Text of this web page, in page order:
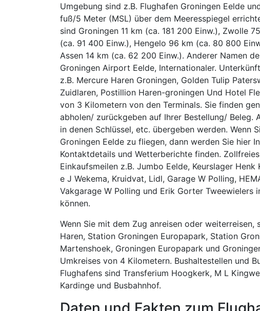
Umgebung sind z.B. Flughafen Groningen Eelde
fuß/5 Meter (MSL) über dem Meeresspiegel
sind Groningen 11 km (ca. 181 200 Einw.), Zwolle
(ca. 91 400 Einw.), Hengelo 96 km (ca. 80 800
Assen 14 km (ca. 62 200 Einw.). Anderer Namen
Groningen Airport Eelde, Internationaler.
z.B. Mercure Haren Groningen, Golden Tulip
Zuidlaren, Postillion Haren-groningen Und Hotel
von 3 Kilometern von den Terminals. Sie finden
abholen/ zurückgeben auf Ihrer Bestellung/ Beleg.
in denen Schlüssel, etc. übergeben werden. Wenn
Groningen Eelde zu fliegen, dann werden Sie hier
Kontaktdetails und Wetterberichte finden.
Einkaufsmeilen z.B. Jumbo Eelde, Keurslager
e J Wekema, Kruidvat, Lidl, Garage W Polling,
Vakgarage W Polling und Erik Gorter Tweewielers
können.
Wenn Sie mit dem Zug anreisen oder
Haren, Station Groningen Europapark, Station
Martenshoek, Groningen Europapark und
Umkreises von 4 Kilometern. Bushaltestellen und
Flughafens sind Transferium Hoogkerk, M L
Kardinge und Busbahnhof.